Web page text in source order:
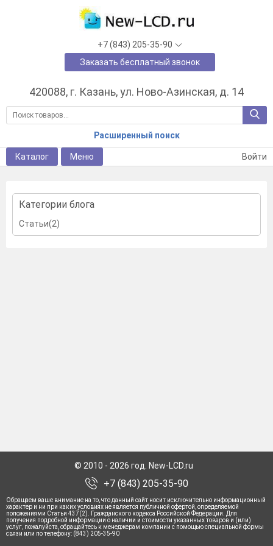
420088, г. Казань, ул. Ново-Азинская, д. 14
Расширенный поиск
+7 (843) 205-35-90
Заказать бесплатный звонок
Каталог Меню Войти
Категории блога
Статьи(2)
© 2010 - 2026 год. New-LCD.ru
+7 (843) 205-35-90
Обращаем ваше внимание на то, что данный сайт носит исключительно информационный
характер и ни при каких условиях не является публичной офертой, определяемой
положениями Статьи 437(2). Гражданского кодекса Российской Федерации. Для
получения подробной информации о наличии и стоимости указанных товаров и (или)
услуг, пожалуйста, обращайтесь к менеджерам компании с помощью специальной формы
связи или по телефону: (843) 205-35-90